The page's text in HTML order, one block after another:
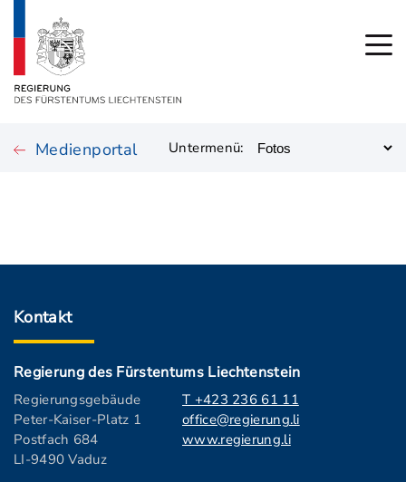
Medienportal Untermenü:
Kontakt
Regierung des Fürstentums Liechtenstein
Regierungsgebäude
Peter-Kaiser-Platz 1
Postfach 684
LI-9490 Vaduz
T +423 236 61 11
office@regierung.li
www.regierung.li